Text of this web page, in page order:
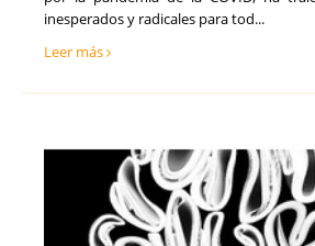
inesperados y radicales para tod...
Leer más